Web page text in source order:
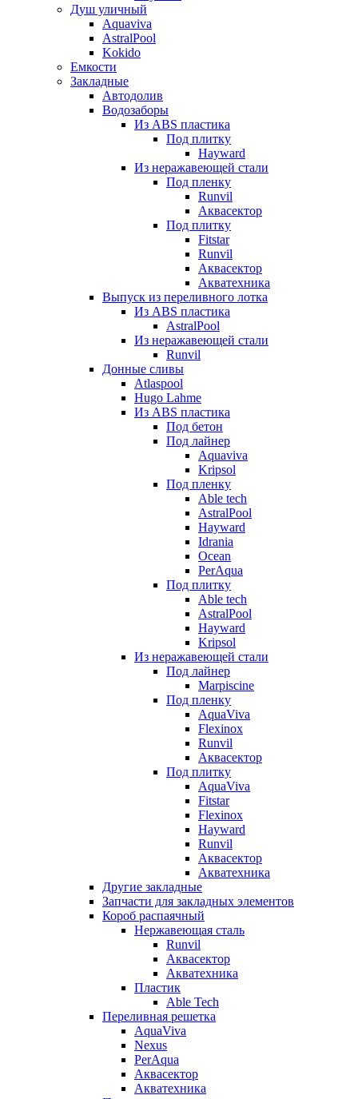
Душ уличный
Aquaviva
AstralPool
Kokido
Емкости
Закладные
Автодолив
Водозаборы
Из ABS пластика
Под плитку
Hayward
Из неражавеющей стали
Под пленку
Runvil
Аквасектор
Под плитку
Fitstar
Runvil
Аквасектор
Акватехника
Выпуск из переливного лотка
Из ABS пластика
AstralPool
Из неражавеющей стали
Runvil
Донные сливы
Atlaspool
Hugo Lahme
Из ABS пластика
Под бетон
Под лайнер
Aquaviva
Kripsol
Под пленку
Able tech
AstralPool
Hayward
Idrania
Ocean
PerAqua
Под плитку
Able tech
AstralPool
Hayward
Kripsol
Из неражавеющей стали
Под лайнер
Marpiscine
Под пленку
AquaViva
Flexinox
Runvil
Аквасектор
Под плитку
AquaViva
Fitstar
Flexinox
Hayward
Runvil
Аквасектор
Акватехника
Другие закладные
Запчасти для закладных элементов
Короб распаячный
Нержавеющая сталь
Runvil
Аквасектор
Акватехника
Пластик
Able Tech
Переливная решетка
AquaViva
Nexus
PerAqua
Аквасектор
Акватехника